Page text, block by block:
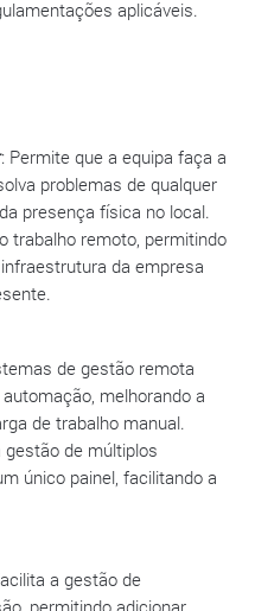
aplicáveis.
: Permite que a equipa faça a
problemas de qualquer
presença física no local.
trabalho remoto, permitindo
da empresa
de gestão remota
melhorando a
de trabalho manual.
gestão de múltiplos
único painel, facilitando a
a gestão de
permitindo adicionar